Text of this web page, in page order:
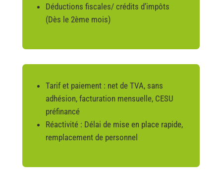
Déductions fiscales/ crédits d’impôts
(Dès le 2ème mois)
Tarif et paiement : net de TVA, sans
adhésion, facturation mensuelle, CESU
préfinancé
Réactivité : Délai de mise en place rapide,
remplacement de personnel